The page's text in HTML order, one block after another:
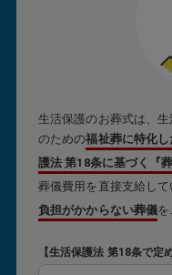
生活保護のお葬式は、
のための福祉葬に特化
護法 第18条に基づく『
葬儀費用を直接支給して
負担がかからない葬儀を
【生活保護法 第18条で定